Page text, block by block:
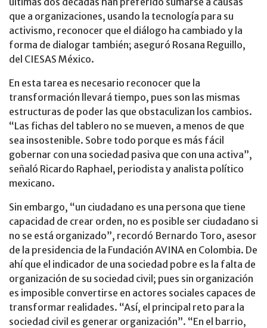
que a organizaciones, usando la tecnología para su
activismo, reconocer que el diálogo ha cambiado y la
forma de dialogar también; aseguró Rosana Reguillo,
del CIESAS México.
En esta tarea es necesario reconocer que la
transformación llevará tiempo, pues son las mismas
estructuras de poder las que obstaculizan los cambios.
“Las fichas del tablero no se mueven, a menos de que
sea insostenible. Sobre todo porque es más fácil
gobernar con una sociedad pasiva que con una activa”,
señaló Ricardo Raphael, periodista y analista político
mexicano.
Sin embargo, “un ciudadano es una persona que tiene
capacidad de crear orden, no es posible ser ciudadano si
no se está organizado”, recordó Bernardo Toro, asesor
de la presidencia de la Fundación AVINA en Colombia. De
ahí que el indicador de una sociedad pobre es la falta de
organización de su sociedad civil; pues sin organización
es imposible convertirse en actores sociales capaces de
transformar realidades. “Así, el principal reto para la
sociedad civil es generar organización”. “En el barrio,